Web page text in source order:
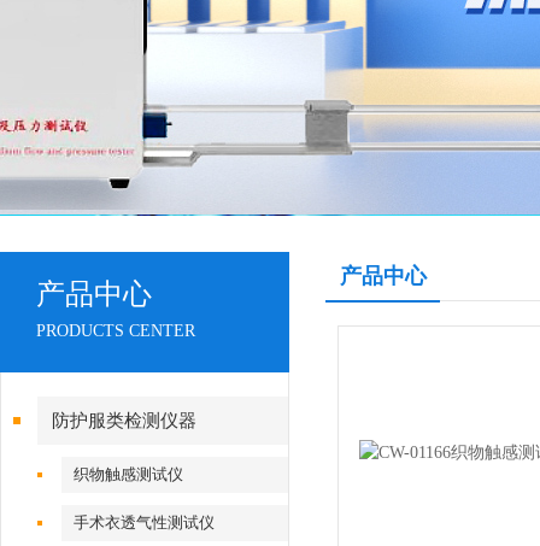
产品中心
PRODUCTS CENTER
防护服类检测仪器
织物触感测试仪
手术衣透气性测试仪
产品中心